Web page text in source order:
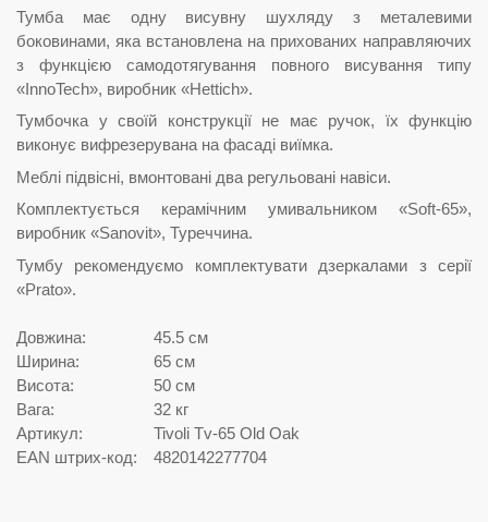
Тумба має одну висувну шухляду з металевими
боковинами, яка встановлена на прихованих направляючих
з функцією самодотягування повного висування типу
«InnoTech», виробник «Hettich».
Тумбочка у своїй конструкції не має ручок, їх функцію
виконує вифрезерувана на фасаді виїмка.
Меблі підвісні, вмонтовані два регульовані навіси.
Комплектується керамічним умивальником «Soft-65»,
виробник «Sanovit», Туреччина.
Тумбу рекомендуємо комплектувати дзеркалами з серії
«Prato».
Довжина:
45.5 см
Ширина:
65 см
Висота:
50 см
Вага:
32 кг
Артикул:
Tivoli Tv-65 Old Oak
EAN штрих-код:
4820142277704